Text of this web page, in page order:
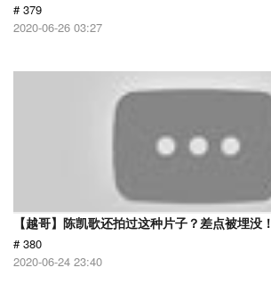
# 379
2020-06-26 03:27
【越哥】陈凯歌还拍过这种片子？差点被埋没！
# 380
2020-06-24 23:40